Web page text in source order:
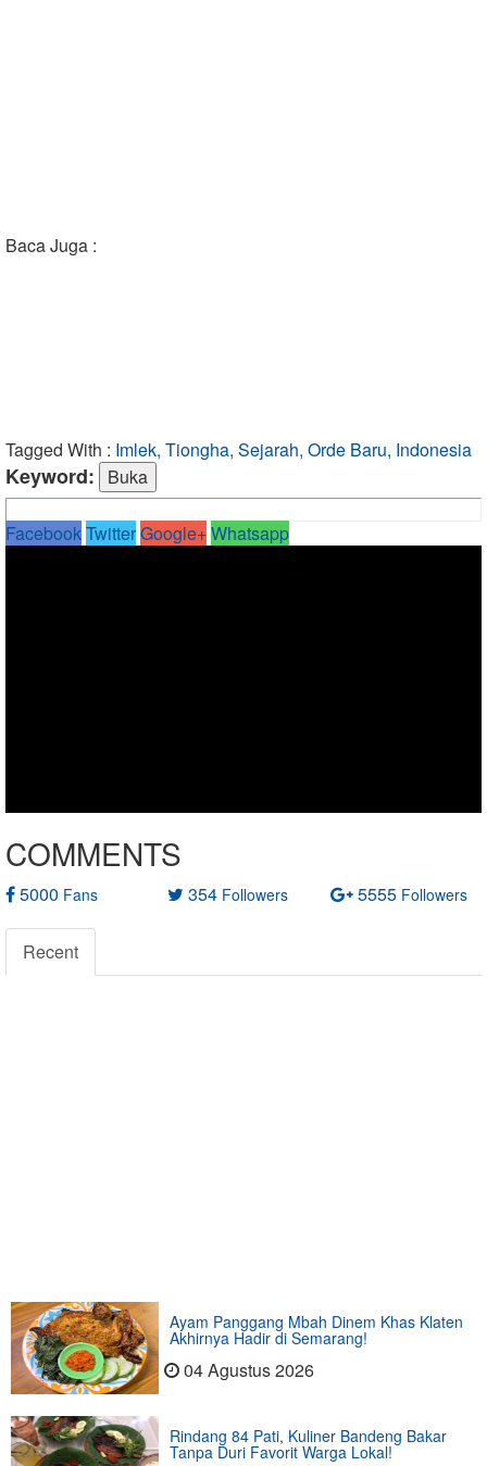
Baca Juga :
Tagged With : Imlek, Tiongha, Sejarah, Orde Baru, Indonesia
Keyword:
FacebookTwitterGoogle+Whatsapp
COMMENTS
5000 Fans 354 Followers 5555 Followers
Recent
Ayam Panggang Mbah Dinem Khas Klaten
Akhirnya Hadir di Semarang!
04 Agustus 2026
Rindang 84 Pati, Kuliner Bandeng Bakar
Tanpa Duri Favorit Warga Lokal!